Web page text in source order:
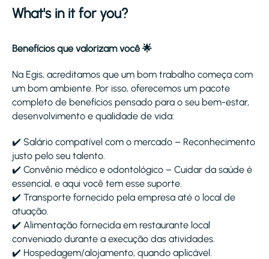
What's in it for you?
Benefícios que valorizam você 🌟
Na Egis, acreditamos que um bom trabalho começa com
um bom ambiente. Por isso, oferecemos um pacote
completo de benefícios pensado para o seu bem-estar,
desenvolvimento e qualidade de vida:
✔️ Salário compatível com o mercado – Reconhecimento
justo pelo seu talento.
✔️ Convênio médico e odontológico – Cuidar da saúde é
essencial, e aqui você tem esse suporte.
✔️ Transporte fornecido pela empresa até o local de
atuação.
✔️ Alimentação fornecida em restaurante local
conveniado durante a execução das atividades.
✔️ Hospedagem/alojamento, quando aplicável.